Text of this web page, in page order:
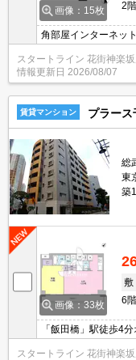
画像：15枚
2階
角部屋インターネッ
歩9分
スタートライン 花街神楽
情報更新日 2026/08/07
賃貸マンション プラー
総
東
築
画像：33枚
敷
6階
「飯田橋」駅徒歩4
スタートライン 花街神楽